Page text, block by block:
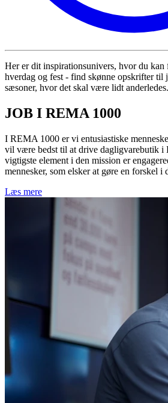
Her er dit inspirationsunivers, hvor du
hverdag og fest - find skønne opskrifter til
sæsoner, hvor det skal være lidt anderledes.
JOB I REMA 1000
I REMA 1000 er vi entusiastiske
vil være bedst til at drive dagligvarebutik i
vigtigste element i den mission er
mennesker, som elsker at gøre en forskel i
Læs mere